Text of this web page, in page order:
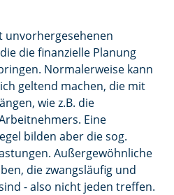
unvorhergesehenen
die finanzielle Planung
Normalerweise kann
geltend machen, die mit
wie z.B. die
Eine
bilden aber die sog.
Außergewöhnliche
die zwangsläufig und
- also nicht jeden treffen.